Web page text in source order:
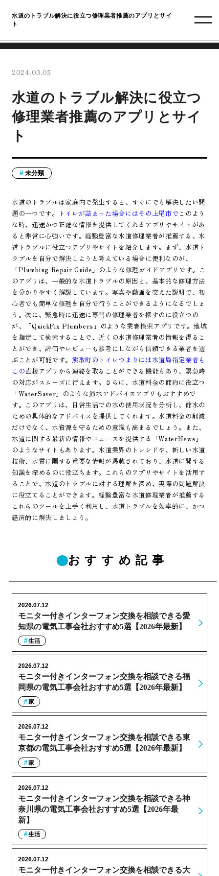
水道のトラブル解決に役立つ修理業者推薦のアプリとサイ
ト
2024.03.05
水道のトラブル解決に役立つ
修理業者推薦のアプリとサイ
ト
未分類
水道のトラブルは家庭内で発生すると、すぐにでも解決したい問
題の一つです。
トイレが詰まった場合にはその上尾市で このよう
な時、迅速かつ正確な情報を提供してくれるアプリやサイトがあ
ると非常に心強いです。経験豊富な水道修理業者が推薦する、水
道トラブルに役立つアプリやサイトを紹介します。まず、水道ト
ラブルを自分で解決しようと考えている場合に便利なのが、
「Plumbing Repair Guide」のような修理ガイドアプリです。こ
のアプリは、一般的な水道トラブルの原因と、基本的な修理方法
を分かりやすく解説しています。写真や動画を交えた説明で、初
心者でも簡単な修理を自分で行うことができるようになるでしょ
う。次に、緊急時に迅速に専門の修理業者を探すのに役立つの
が、「QuickFix Plumbers」のような業者検索アプリです。地域
を指定して検索することで、近くの水道修理業者の情報を得るこ
とができ、評価やレビューも参考にしながら信頼できる業者を選
ぶことが可能です。 熊取町のトイレつまりには水道局指定業者も
この直接アプリから連絡を取ることができる機能もあり、緊急時
の対応がスムーズに行えます。さらに、水道料金の節約に役立つ
「WaterSaver」のような節水アドバイスアプリもおすすめで
す。このアプリは、日常生活での水の使用状況を分析し、節水の
ための具体的なアドバイスを提供してくれます。水道料金の削減
だけでなく、水資源を守るための意識も高まるでしょう。また、
水道に関する最新の情報やニュースを提供する「WaterNews」
のようなサイトもあります。水道業界のトレンドや、新しい水道
技術、水質に関する重要な情報が掲載されており、水道に関する
知識を深めるのに役立ちます。これらのアプリやサイトを活用す
ることで、水道のトラブルに対する理解を深め、実際の問題解決
に役立てることができます。経験豊富な水道修理業者が推薦する
これらのツールを上手く利用し、水道トラブルを効率的に、かつ
経済的に解決しましょう。
おすすめ記事
モニター付きインターフォン交換を相談できる愛
知県の電気工事会社おすすめ5選【2026年最新】
2026.07.12
生活
モニター付きインターフォン交換を相談できる福
岡県の電気工事会社おすすめ5選【2026年最新】
2026.07.12
家
モニター付きインターフォン交換を相談できる東
京都の電気工事会社おすすめ5選【2026年最新】
2026.07.12
家
モニター付きインターフォン交換を相談できる神
奈川県の電気工事会社おすすめ5選【2026年最
新】
2026.07.12
生活
モニター付きインターフォン交換を相談できる大
2026.07.12